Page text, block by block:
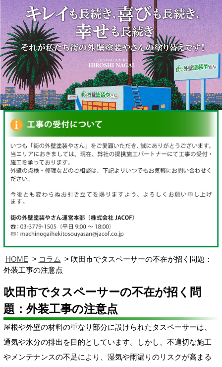
HOME コラム
吹田市でタスペーサーの不在が招く問題：
外装工事の注意点
吹田市でタスペーサーの不在が招く問
題：外装工事の注意点
屋根や外壁の材料の重なり部分に設けられたタスペーサーは、
通気や水分の排出を目的としています。しかし、不適切な施工
やメンテナンスの不足により、湿気や雨漏りのリスクが高まる